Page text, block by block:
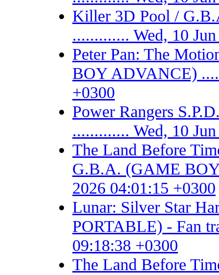
Killer 3D Pool /
............. Wed, 10
Peter Pan: The
BOY ADVANCE)
+0300
Power Rangers
............. Wed, 10
The Land Before
G.B.A. (GAME
2026 04:01:15 +0300
Lunar: Silver Star
PORTABLE) - Fan
09:18:38 +0300
The Land Before